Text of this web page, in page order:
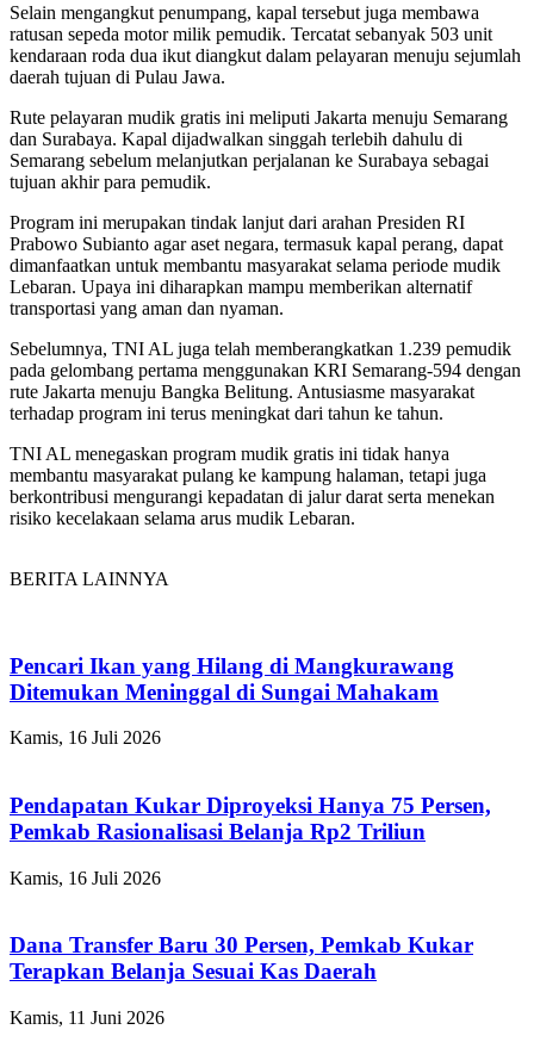
Selain mengangkut penumpang, kapal tersebut juga membawa
ratusan sepeda motormilik pemudik. Tercatat sebanyak 503 unit
kendaraan roda dua ikut diangkut dalam pelayaran menuju sejumlah
daerah tujuan di Pulau Jawa.
Rute pelayaran mudik gratis ini meliputi Jakarta menuju Semarang
dan Surabaya. Kapal dijadwalkan singgah terlebih dahulu di
Semarang sebelum melanjutkan perjalanan ke Surabaya sebagai
tujuan akhirpara pemudik.
Program ini merupakan tindak lanjut dari arahan Presiden RI
Prabowo Subianto agaraset negara, termasuk kapal perang, dapat
dimanfaatkan untuk membantu masyarakat selama periode mudik
Lebaran. Upaya ini diharapkan mampu memberikan alternatif
transportasi yang aman dan nyaman.
Sebelumnya, TNI AL juga telah memberangkatkan 1.239 pemudik
pada gelombang pertama menggunakan KRI Semarang-594 dengan
rute Jakarta menuju Bangka Belitung. Antusiasme masyarakat
terhadap program ini terus meningkat dari tahun ke tahun.
TNI AL menegaskan program mudik gratis ini tidak hanya
membantu masyarakat pulang ke kampung halaman, tetapi juga
berkontribusi mengurangi kepadatan di jalurdarat serta menekan
risiko kecelakaan selama arus mudik Lebaran.
BERITA LAINNYA
Pencari Ikan yang Hilang di Mangkurawang
Ditemukan Meninggal di Sungai Mahakam
Kamis, 16 Juli 2026
Pendapatan Kukar Diproyeksi Hanya 75 Persen,
Pemkab Rasionalisasi Belanja Rp2 Triliun
Kamis, 16 Juli 2026
Dana Transfer Baru 30 Persen, Pemkab Kukar
Terapkan Belanja Sesuai Kas Daerah
Kamis, 11 Juni 2026